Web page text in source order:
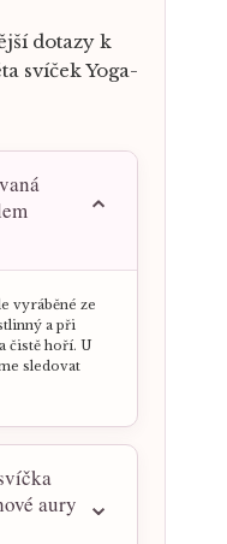
dotazy k
svíček Yoga-
vyráběné ze
a při
čistě hoří. U
sledovat
aury